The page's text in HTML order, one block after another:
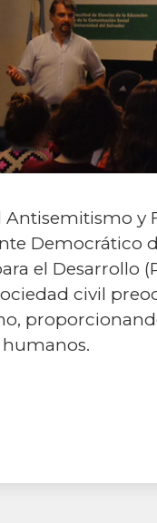
y
Democrático
el Desarrollo
civil
humanos.